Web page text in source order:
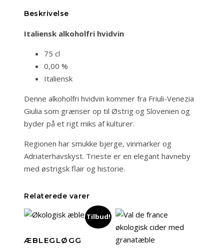
Beskrivelse
Italiensk alkoholfri hvidvin
75 cl
0,00 %
Italiensk
Denne alkoholfri hvidvin kommer fra Friuli-Venezia
Giulia som grænser op til Østrig og Slovenien og
byder på et rigt miks af kulturer.
Regionen har smukke bjerge, vinmarker og
Adriaterhavskyst. Trieste er en elegant havneby
med østrigsk flair og historie.
Relaterede varer
Tilbud!
ÆBLEGLØGG